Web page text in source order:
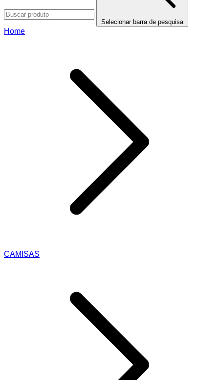
Selecionar barra de pesquisa
Home
CAMISAS